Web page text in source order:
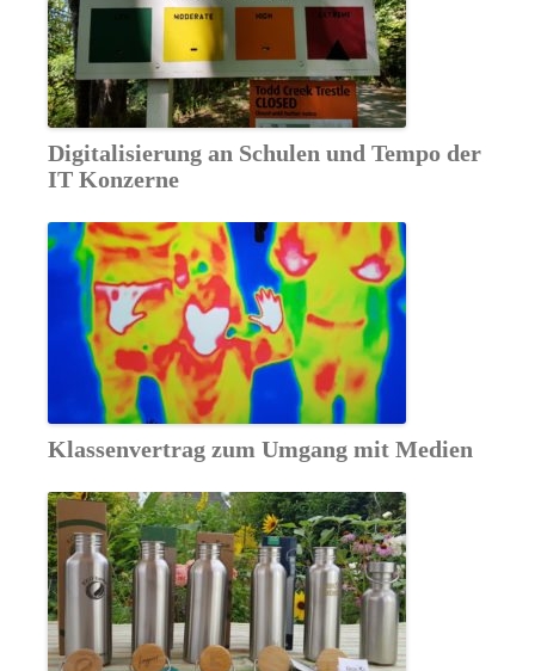
Digitalisierung an Schulen und Tempo der
IT Konzerne
Klassenvertrag zum Umgang mit Medien